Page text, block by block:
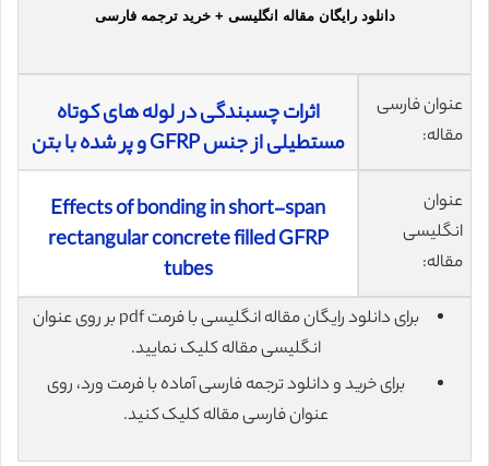
دانلود رایگان مقاله انگلیسی + خرید ترجمه فارسی
عنوان فارسی
مقاله:
اثرات چسبندگی در لوله های کوتاه
مستطیلی از جنس GFRP و پر شده با بتن
عنوان
انگلیسی
مقاله:
Effects of bonding in short-span
rectangular concrete filled GFRP
tubes
برای دانلود رایگان مقاله انگلیسی با فرمت pdf بر روی عنوان
انگلیسی مقاله کلیک نمایید.
برای خرید و دانلود ترجمه فارسی آماده با فرمت ورد، روی
عنوان فارسی مقاله کلیک کنید.